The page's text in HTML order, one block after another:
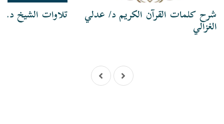
شرح كلمات القرآن الكريم د/ عدلي
الغزالي
تلاوات الشيخ د.